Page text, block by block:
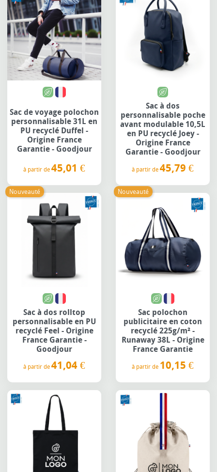
Sac de voyage polochon
personnalisable 31L en
PU recyclé Duffel -
Origine France
Garantie - Goodjour
à partir de 45,01 €
Sac à dos
personnalisable poche
avant modulable 10,5L
en PU recyclé Joey -
Origine France
Garantie - Goodjour
à partir de 45,79 €
Nouveauté
Sac à dos rolltop
personnalisable en PU
recyclé Feel - Origine
France Garantie -
Goodjour
à partir de 41,04 €
Nouveauté
Sac polochon
publicitaire en coton
recyclé 225g/m² -
Runaway 38L - Origine
France Garantie
à partir de 10,15 €